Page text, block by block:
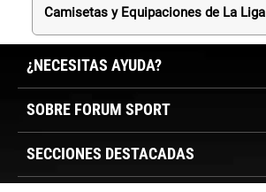
Camisetas y Equipaciones de La Liga
¿NECESITAS AYUDA?
SOBRE FORUM SPORT
SECCIONES DESTACADAS